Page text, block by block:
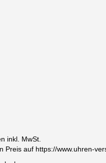
inkl. MwSt.
auf https://www.uhren-